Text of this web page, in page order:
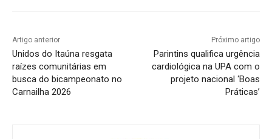
Artigo anterior
Unidos do Itaúna resgata
raízes comunitárias em
busca do bicampeonato no
Carnailha 2026
Próximo artigo
Parintins qualifica urgência
cardiológica na UPA com o
projeto nacional ‘Boas
Práticas’